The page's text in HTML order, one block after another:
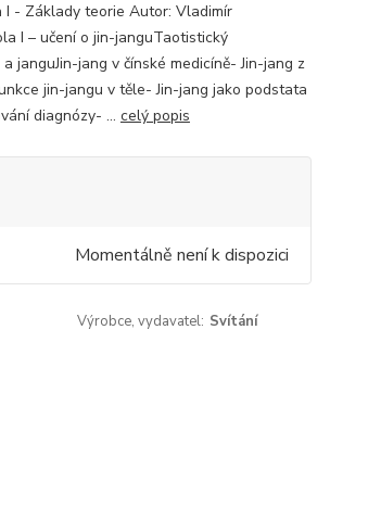
I - Základy teorie Autor: Vladimír
I – učení o jin-janguTaotistický
janguJin-jang v čínské medicíně- Jin-jang z
jin-jangu v těle- Jin-jang jako podstata
diagnózy- ... celý popis
Momentálně není k dispozici
Výrobce, vydavatel: Svítání